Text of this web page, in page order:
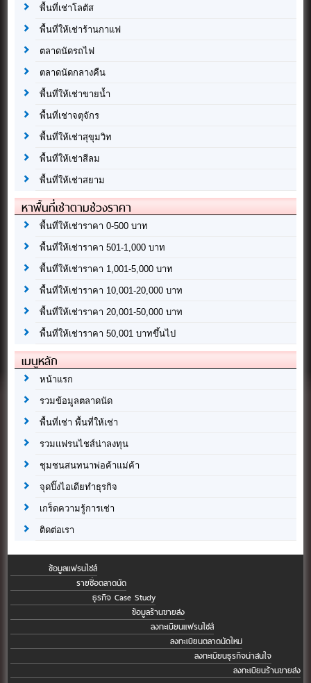
พื้นที่เช่าโลตัส
พื้นที่ให้เช่าร้านกาแฟ
ตลาดนัดรถไฟ
ตลาดนัดกลางคืน
พื้นที่ให้เช่าขายน้ำ
พื้นที่เช่าจตุจักร
พื้นที่ให้เช่าสุขุมวิท
พื้นที่ให้เช่าสีลม
พื้นที่ให้เช่าสยาม
หาพื้นที่เช่าตามช่วงราคา
พื้นที่ให้เช่าราคา 0-500 บาท
พื้นที่ให้เช่าราคา 501-1,000 บาท
พื้นที่ให้เช่าราคา 1,001-5,000 บาท
พื้นที่ให้เช่าราคา 10,001-20,000 บาท
พื้นที่ให้เช่าราคา 20,001-50,000 บาท
พื้นที่ให้เช่าราคา 50,001 บาทขึ้นไป
เมนูหลัก
หน้าแรก
รวมข้อมูลตลาดนัด
พื้นที่เช่า พื้นที่ให้เช่า
รวมแฟรนไชส์น่าลงทุน
ชุมชนสนทนาพ่อค้าแม่ค้า
จุดปิ๊งไอเดียทำธุรกิจ
เกร็ดความรู้การเช่า
ติดต่อเรา
ข้อมูลแฟรนไชส์
รายชื่อตลาดนัด
ธุรกิจ Case Study
ข้อมูลร้านขายส่ง
ลงทะเบียนแฟรนไชส์
ลงทะเบียนตลาดนัดใหม่
ลงทะเบียนธุรกิจน่าสนใจ
ลงทะเบียนร้านขายส่ง